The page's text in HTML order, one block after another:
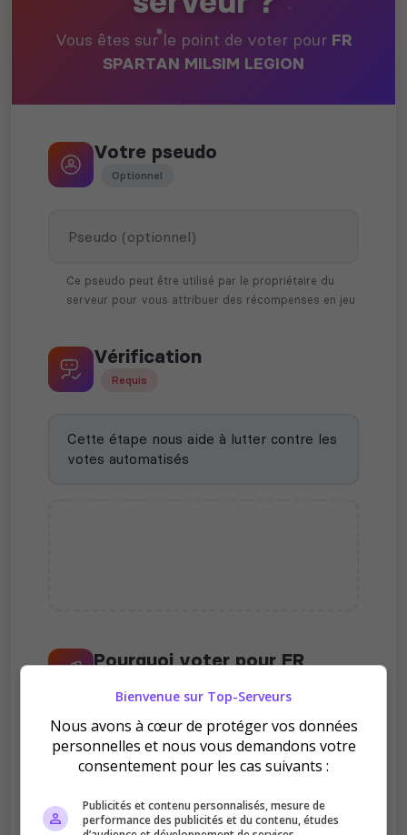
Vous êtes sur le point de voter pour FR
SPARTAN MILSIM LEGION
Votre pseudo
Optionnel
Ce pseudo peut être utilisé par le propriétaire du
serveur pour vous attribuer des récompenses en jeu
Vérification
Requis
Cette étape nous aide à lutter contre les
votes automatisés
Pourquoi voter pour FR
Améliore le classement
Bienvenue sur Top-Serveurs
Nous avons à cœur de protéger vos données
personnelles et nous vous demandons votre
consentement pour les cas suivants :
Publicités et contenu personnalisés, mesure de
performance des publicités et du contenu, études